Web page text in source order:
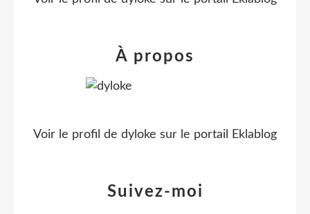
Suivez-moi
À propos
Voir le profil de dyloke sur le portail Eklablog